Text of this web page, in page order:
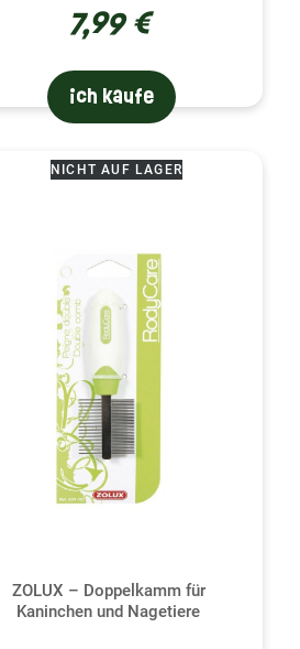
7,99 €
ich kaufe
ZOLUX – Doppelkamm für
Kaninchen und Nagetiere
NICHT AUF LAGER